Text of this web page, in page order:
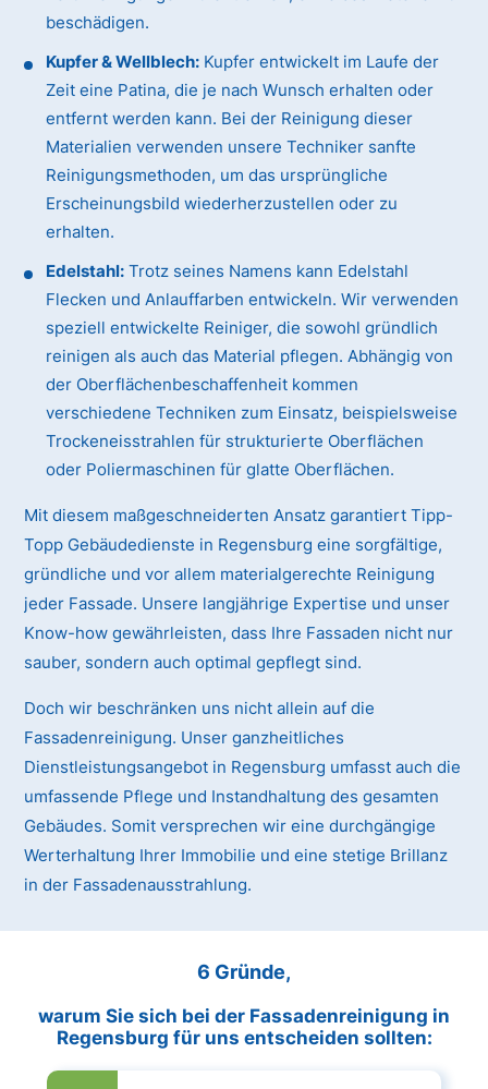
beschädigen.
Kupfer & Wellblech: Kupfer entwickelt im Laufe der
Zeit eine Patina, die je nach Wunsch erhalten oder
entfernt werden kann. Bei der Reinigung dieser
Materialien verwenden unsere Techniker sanfte
Reinigungsmethoden, um das ursprüngliche
Erscheinungsbild wiederherzustellen oder zu
erhalten.
Edelstahl: Trotz seines Namens kann Edelstahl
Flecken und Anlauffarben entwickeln. Wir verwenden
speziell entwickelte Reiniger, die sowohl gründlich
reinigen als auch das Material pflegen. Abhängig von
der Oberflächenbeschaffenheit kommen
verschiedene Techniken zum Einsatz, beispielsweise
Trockeneisstrahlen für strukturierte Oberflächen
oder Poliermaschinen für glatte Oberflächen.
Mit diesem maßgeschneiderten Ansatz garantiert Tipp-
Topp Gebäudedienste in Regensburg eine sorgfältige,
gründliche und vor allem materialgerechte Reinigung
jeder Fassade. Unsere langjährige Expertise und unser
Know-how gewährleisten, dass Ihre Fassaden nicht nur
sauber, sondern auch optimal gepflegt sind.
Doch wir beschränken uns nicht allein auf die
Fassadenreinigung. Unser ganzheitliches
Dienstleistungsangebot in Regensburg umfasst auch die
umfassende Pflege und Instandhaltung des gesamten
Gebäudes. Somit versprechen wir eine durchgängige
Werterhaltung Ihrer Immobilie und eine stetige Brillanz
in der Fassadenausstrahlung.
6 Gründe,
warum Sie sich bei der Fassadenreinigung in
Regensburg für uns entscheiden sollten: